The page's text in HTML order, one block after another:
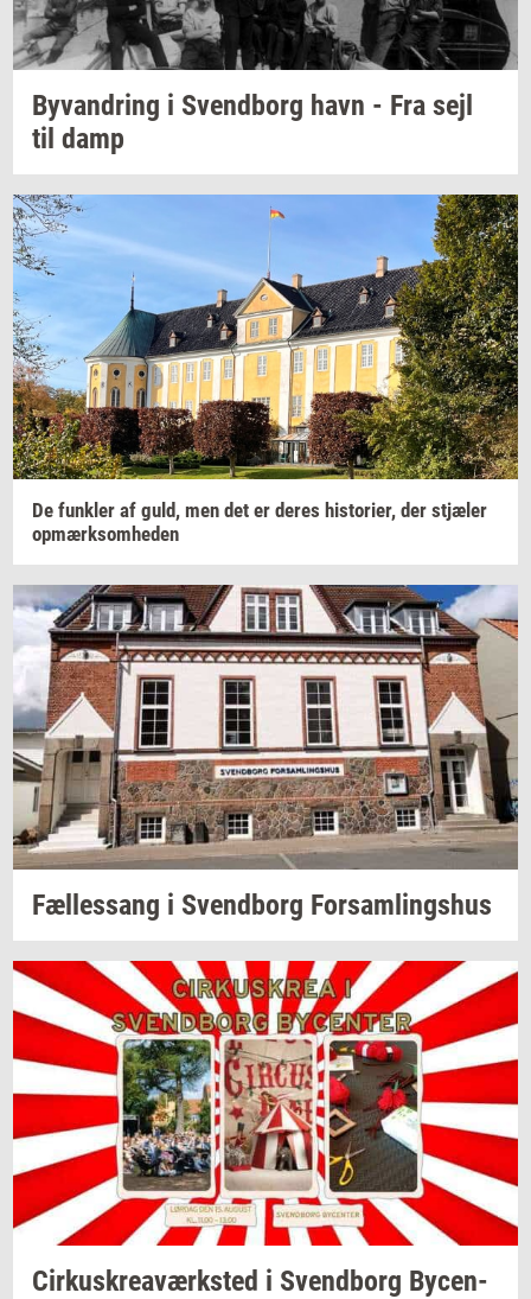
Byvan­dring i Svend­borg havn - Fra sejl
til damp
De funk­ler af guld, men det er deres hi­sto­ri­er, der stjæ­ler
op­mærk­som­he­den
Fæl­les­sang i Svend­borg For­sam­lings­hus
Cir­kuskrea­værk­sted i Svend­borg By­cen­